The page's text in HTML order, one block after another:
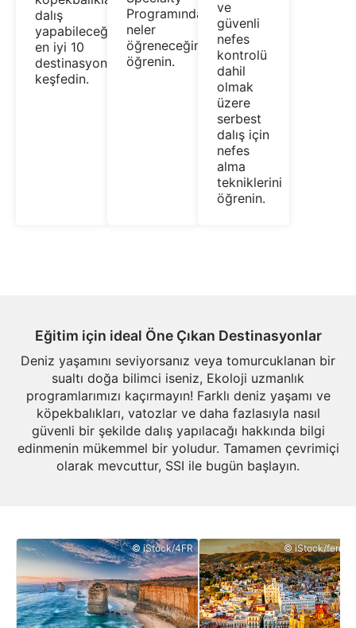
dalış
yapabileceğiniz
en iyi 10
destinasyonu
keşfedin.
Programında
neler
öğreneceğinizi
öğrenin.
ve
güvenli
nefes
kontrolü
dahil
olmak
üzere
serbest
dalış için
nefes
alma
tekniklerini
öğrenin.
Eğitim için ideal Öne Çıkan Destinasyonlar
Deniz yaşamını seviyorsanız veya tomurcuklanan bir
sualtı doğa bilimci iseniz, Ekoloji uzmanlık
programlarımızı kaçırmayın! Farklı deniz yaşamı ve
köpekbalıkları, vatozlar ve daha fazlasıyla nasıl
güvenli bir şekilde dalış yapılacağı hakkında bilgi
edinmenin mükemmel bir yoludur. Tamamen çevrimiçi
olarak mevcuttur, SSI ile bugün başlayın.
© iStock/4FR © iStock/